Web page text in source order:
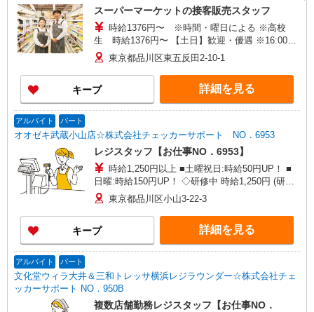
スーパーマーケットの接客販売スタッフ
時給1376円〜 ※時間・曜日による ※高校
生 時給1376円〜 【土日】歓迎・優遇 ※16:00〜
21:00 時給＋100円 ※21:00〜翌2:00 時給＋200
円
東京都品川区東五反田2-10-1
キープ 詳細を見る
アルバイト パート
オオゼキ武蔵小山店☆株式会社チェッカーサポート NO．6953
レジスタッフ【お仕事NO．6953】
時給1,250円以上 ■土曜祝日:時給50円UP！ ■
日曜:時給150円UP！ ◇研修中 時給1,250円 (研修
期間 25 時間 ) ◇高校生同時給
東京都品川区小山3-22-3
キープ 詳細を見る
アルバイト パート
文化堂ウィラ大井＆三和トレッサ横浜レジラウンダー☆株式会社チェ
ッカーサポート NO．950B
複数店舗勤務レジスタッフ【お仕事NO．